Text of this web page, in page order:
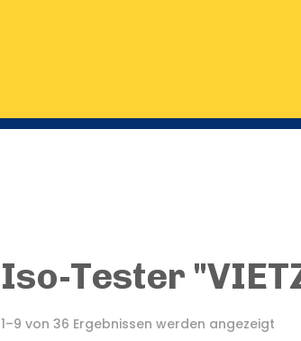
Iso-Tester
1–9 von 36 Ergebnissen werden angezeigt